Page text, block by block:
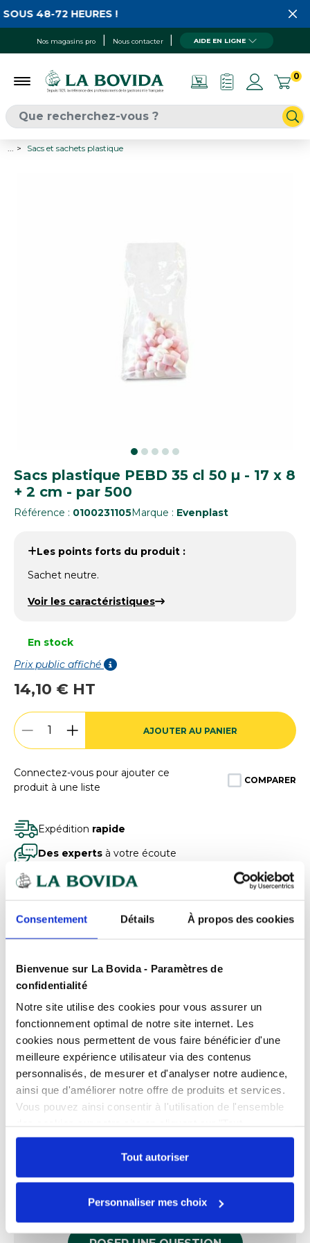
Consentement Détails À propos des cookies
Bienvenue sur La Bovida - Paramètres de
confidentialité
Notre site utilise des cookies pour vous assurer un
fonctionnement optimal de notre site internet. Les
cookies nous permettent de vous faire bénéficier d'une
meilleure expérience utilisateur via des contenus
personnalisés, de mesurer et d'analyser notre audience,
ainsi que d'améliorer notre offre de produits et services.
Vous pouvez ainsi consentir à l'utilisation de l'ensemble
autoriser". Cependant, si vous ne souhaitez autoriser que
certains types de cookies, veuillez cliquer sur
"Personnaliser mes choix".
Tout autoriser
Personnaliser mes choix
Nos magasins pro Nous contacter AIDE EN LIGNE
0
48-72 HEURES !
Sacs et sachets plastique
Sacs plastique PEBD 35 cl 50 µ - 17 x 8
+ 2 cm - par 500
Référence : 0100231105Marque : Evenplast
Les points forts du produit :
Sachet neutre.
Voir les caractéristiques
En stock
Prix public affiché
14,10 € HT
AJOUTER AU PANIER
Connectez-vous pour ajouter ce
produit à une liste
COMPARER
Expédition rapide
Des experts à votre écoute
Paiement100% sécurisé
Sachet neutre.
Soufflet : 20 mm
Unité : Paquet de 500
Caractéristiques
Epaisseur 50 microns
Largeur 8 cm
Longueur 17 cm
Documents téléchargeables
FPP_0100231105.PDF
Échangez par écrit